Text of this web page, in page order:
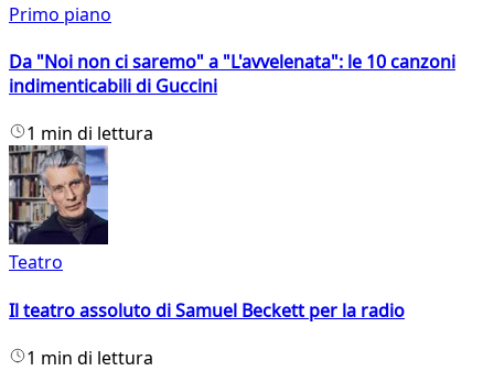
Primo piano
Da "Noi non ci saremo" a "L'avvelenata": le 10 canzoni
indimenticabili di Guccini
1 min di lettura
Teatro
Il teatro assoluto di Samuel Beckett per la radio
1 min di lettura